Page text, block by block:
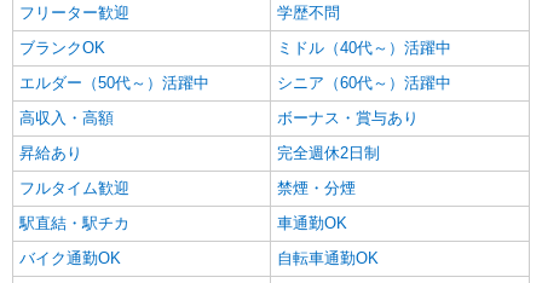
フリーター歓迎
学歴不問
ブランクOK
ミドル（40代～）活躍中
エルダー（50代～）活躍中
シニア（60代～）活躍中
高収入・高額
ボーナス・賞与あり
昇給あり
完全週休2日制
フルタイム歓迎
禁煙・分煙
駅直結・駅チカ
車通勤OK
バイク通勤OK
自転車通勤OK